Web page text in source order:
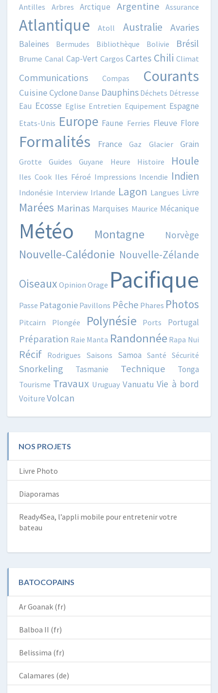
Antilles
Arbres Arctique Argentine Assurance
Atlantique Atoll Australie Avaries
Baleines Bermudes Bibliothèque Bolivie Brésil
Brume Canal Cap-Vert Cargos Cartes Chili Climat
Communications Compas Courants
Cuisine Cyclone Danse Dauphins Déchets Détresse
Eau Ecosse Eglise Entretien Equipement Espagne
Etats-Unis Europe Faune Ferries Fleuve Flore
Formalités France Gaz Glacier Grain
Grotte Guides Guyane Heure Histoire Houle
Iles Cook Iles Féroé Impressions Incendie Indien
Indonésie Interview Irlande Lagon Langues Livre
Marées Marinas Marquises Maurice Mécanique
Météo Montagne Norvège
Nouvelle-Calédonie Nouvelle-Zélande
Oiseaux Opinion Orage Pacifique
Passe Patagonie Pavillons Pêche Phares Photos
Pitcairn Plongée Polynésie Ports Portugal
Préparation Raie Manta Randonnée Rapa Nui
Récif Rodrigues Saisons Samoa Santé Sécurité
Snorkeling Tasmanie Technique Tonga
Tourisme Travaux Uruguay Vanuatu Vie à bord
VoitureVolcan
NOS PROJETS
Livre Photo
Diaporamas
Ready4Sea, l’appli mobile pour entretenir votre
bateau
BATOCOPAINS
Ar Goanak (fr)
Balboa II (fr)
Belissima (fr)
Calamares (de)